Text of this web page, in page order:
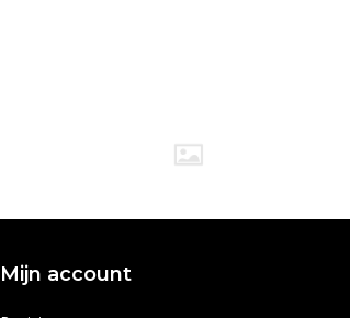
Mijn account